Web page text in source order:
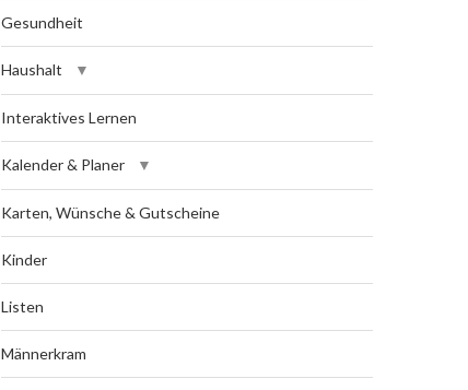
Gesundheit
Haushalt
Interaktives Lernen
Kalender & Planer
Karten, Wünsche & Gutscheine
Kinder
Listen
Männerkram